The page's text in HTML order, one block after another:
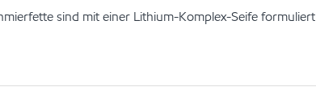
sind mit einer Lithium-Komplex-Seife formuliert